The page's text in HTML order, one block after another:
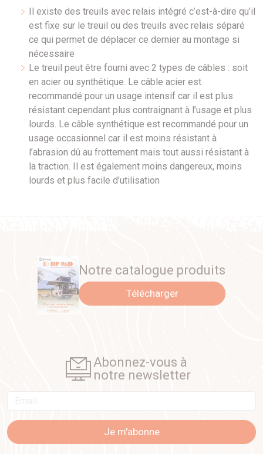
Il existe des treuils avec relais intégré c’est-à-dire qu’il
est fixe sur le treuil ou des treuils avec relais séparé
ce qui permet de déplacer ce dernier au montage si
nécessaire
Le treuil peut être fourni avec 2 types de câbles : soit
en acier ou synthétique. Le câble acier est
recommandé pour un usage intensif car il est plus
résistant cependant plus contraignant à l’usage et plus
lourds. Le câble synthétique est recommandé pour un
usage occasionnel car il est moins résistant à
l’abrasion dû au frottement mais tout aussi résistant à
la traction. Il est également moins dangereux, moins
lourds et plus facile d’utilisation
Notre catalogue produits
Télécharger
Abonnez-vous à
notre newsletter
Je m'abonne